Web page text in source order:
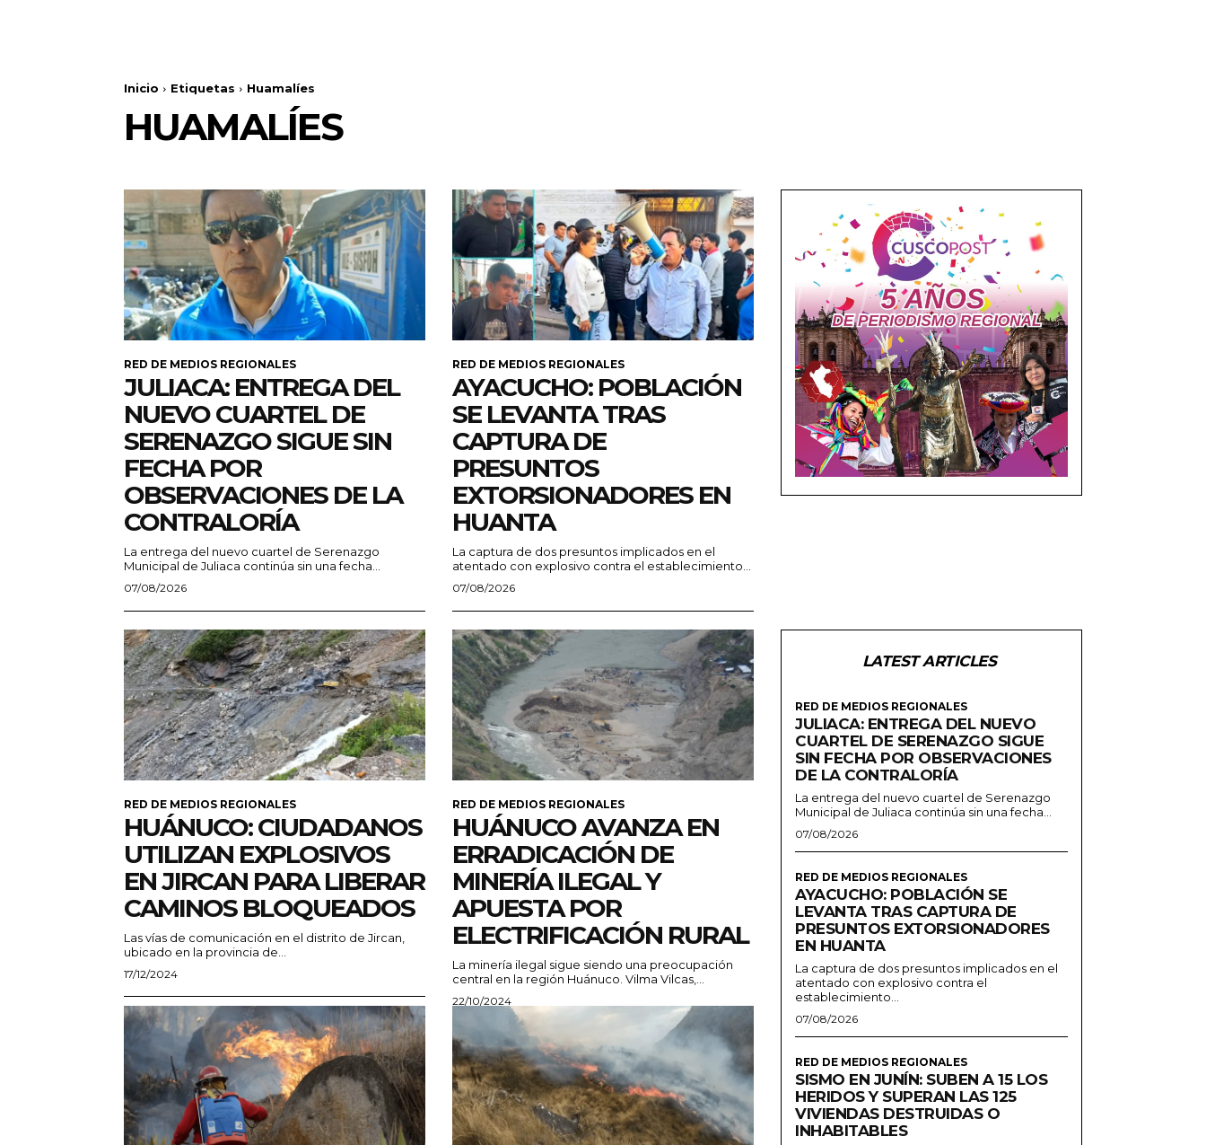
Inicio Etiquetas Huamalíes
HUAMALÍES
RED DE MEDIOS REGIONALES
JULIACA: ENTREGA DEL
NUEVO CUARTEL DE
SERENAZGO SIGUE SIN
FECHA POR
OBSERVACIONES DE LA
CONTRALORÍA
La entrega del nuevo cuartel de Serenazgo
Municipal de Juliaca continúa sin una fecha...
07/08/2026
RED DE MEDIOS REGIONALES
AYACUCHO: POBLACIÓN
SE LEVANTA TRAS
CAPTURA DE
PRESUNTOS
EXTORSIONADORES EN
HUANTA
La captura de dos presuntos implicados en el
atentado con explosivo contra el establecimiento...
07/08/2026
RED DE MEDIOS REGIONALES
HUÁNUCO: CIUDADANOS
UTILIZAN EXPLOSIVOS
EN JIRCAN PARA LIBERAR
CAMINOS BLOQUEADOS
Las vías de comunicación en el distrito de Jircan,
ubicado en la provincia de...
17/12/2024
RED DE MEDIOS REGIONALES
HUÁNUCO AVANZA EN
ERRADICACIÓN DE
MINERÍA ILEGAL Y
APUESTA POR
ELECTRIFICACIÓN RURAL
La minería ilegal sigue siendo una preocupación
central en la región Huánuco. Vilma Vilcas,...
22/10/2024
LATEST ARTICLES
RED DE MEDIOS REGIONALES
JULIACA: ENTREGA DEL NUEVO
CUARTEL DE SERENAZGO SIGUE
SIN FECHA POR OBSERVACIONES
DE LA CONTRALORÍA
La entrega del nuevo cuartel de Serenazgo
Municipal de Juliaca continúa sin una fecha...
07/08/2026
RED DE MEDIOS REGIONALES
AYACUCHO: POBLACIÓN SE
LEVANTA TRAS CAPTURA DE
PRESUNTOS EXTORSIONADORES
EN HUANTA
La captura de dos presuntos implicados en el
atentado con explosivo contra el
establecimiento...
07/08/2026
RED DE MEDIOS REGIONALES
SISMO EN JUNÍN: SUBEN A 15 LOS
HERIDOS Y SUPERAN LAS 125
VIVIENDAS DESTRUIDAS O
INHABITABLES